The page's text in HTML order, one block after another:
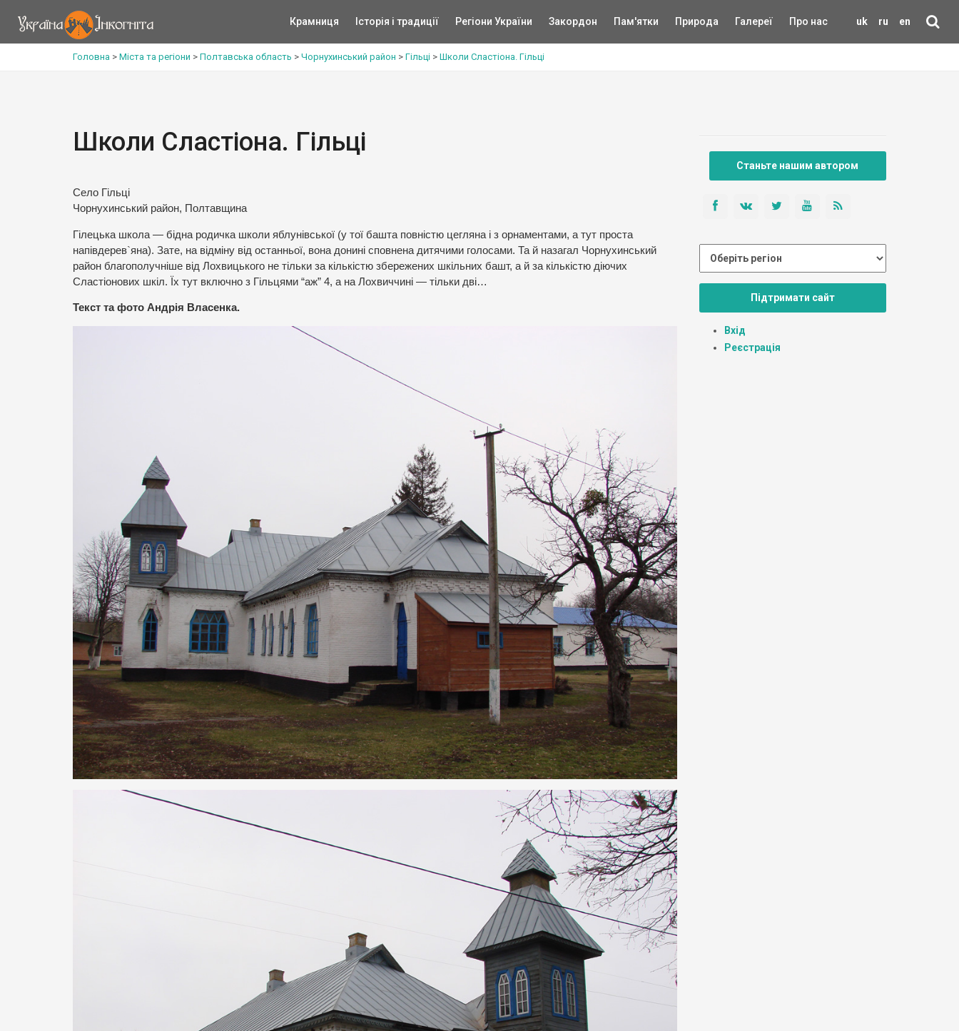
uk ru en
Крамниця Історія і традиції Регіони України Закордон Пам'ятки Природа Галереї Про нас
Головна > Міста та регіони > Полтавська область > Чорнухинський район > Гільці > Школи Сластіона. Гільці
Школи Сластіона. Гільці
Село Гільці
Чорнухинський район, Полтавщина
Гілецька школа — бідна родичка школи яблунівської (у тої башта повністю цегляна і з орнаментами, а тут проста
напівдерев`яна). Зате, на відміну від останньої, вона донині сповнена дитячими голосами. Та й назагал Чорнухинський
район благополучніше від Лохвицького не тільки за кількістю збережених шкільних башт, а й за кількістю діючих
Сластіонових шкіл. Їх тут включно з Гільцями “аж” 4, а на Лохвиччині — тільки дві…
Текст та фото Андрія Власенка.
Станьте нашим автором
Підтримати сайт
Вхід
Реєстрація